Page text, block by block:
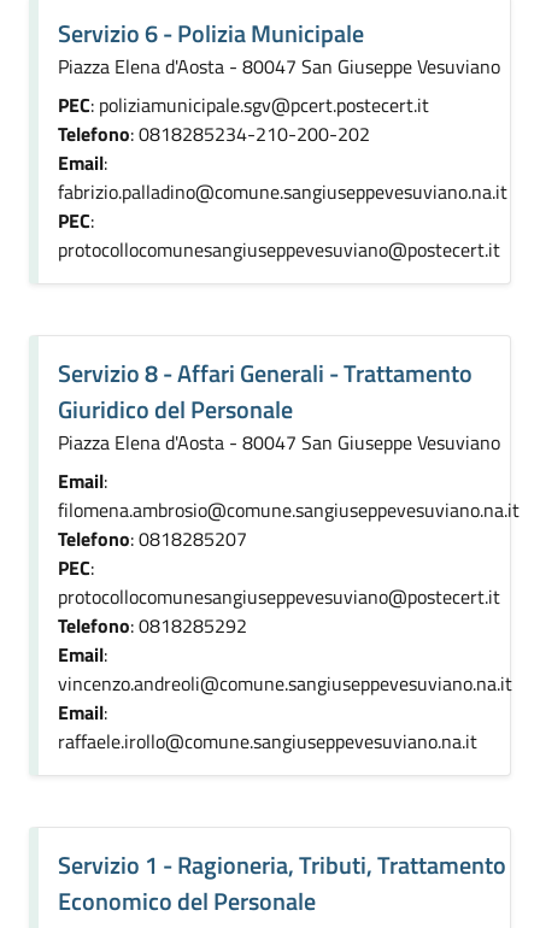
Servizio 6 - Polizia Municipale
Piazza Elena d'Aosta - 80047 San Giuseppe Vesuviano
PEC: poliziamunicipale.sgv@pcert.postecert.it
Telefono: 0818285234-210-200-202
Email:
fabrizio.palladino@comune.sangiuseppevesuviano.na.it
PEC:
protocollocomunesangiuseppevesuviano@postecert.it
Servizio 8 - Affari Generali - Trattamento
Giuridico del Personale
Piazza Elena d'Aosta - 80047 San Giuseppe Vesuviano
Email:
filomena.ambrosio@comune.sangiuseppevesuviano.na.it
Telefono: 0818285207
PEC:
protocollocomunesangiuseppevesuviano@postecert.it
Telefono: 0818285292
Email:
vincenzo.andreoli@comune.sangiuseppevesuviano.na.it
Email:
raffaele.irollo@comune.sangiuseppevesuviano.na.it
Servizio 1 - Ragioneria, Tributi, Trattamento
Economico del Personale